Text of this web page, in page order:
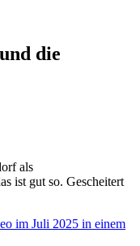
die
als
ist gut so. Gescheitert
im Juli 2025 in einem